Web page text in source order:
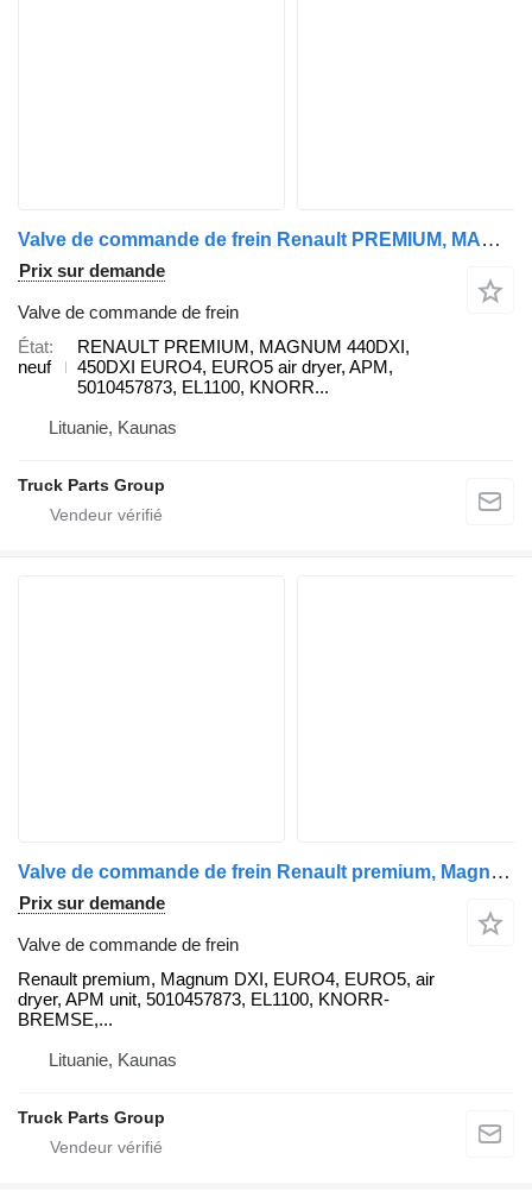
Valve de commande de frein Renault PREMIUM, MAGNUM 440DXI, 450DXI EURO4, EURO5 air dryer, APM, 5010 RENAULT pour tracteur routier Renault RENAULT PREMIUM, MAGNUM 440DXI, 450DXI EURO4, EURO5 air dryer, APM, 5010457873, EL1100, KNORR-BREMSE, K105906N50, K020741, K079182N50, K020741N50, K020741X50, 7421778549, 7421743619, 7421788090, 7421788092, 7421778549, 7421743619, 7421788090, 7421788092, K020741N50 Knorr, K020741N50, EL2100, 21779002, 10207410, 7421788090, 7421788090, 4047755122409, 7421743619, 7421352785, 7421743619, 7421788090, 7421352785 7421743619, 7421788090, EL1100, II40086FC56, K020741N50, K020741X50, K105906N50, 5001866307, 5010457472, 5010457873, 5001866307, 5010457472, 5010457873, 7421352785, 7421743619, 7421778549, 7421788090, 7422277957, 7485003347, 7485013162, 7485013248, 7485013362, 7421352785, 7421743619, 7421778549, 7421788090, 7422277957, 7485003347, 7485013162, 7485013248, 7485013362, 21352797, 21743621, 21778552, 21788093, 22277959
Prix sur demande
Valve de commande de frein
État
neuf
RENAULT PREMIUM, MAGNUM 440DXI,
450DXI EURO4, EURO5 air dryer, APM,
5010457873, EL1100, KNORR...
Lituanie, Kaunas
Truck Parts Group
Valve de commande de frein Renault premium, Magnum DXI, EURO4, EURO5, air dryer, APM unit, 50104578 Renault pour tracteur routier Renault Premium DXI, Magnum DXI, Kerax DXI
Prix sur demande
Valve de commande de frein
Renault premium, Magnum DXI, EURO4, EURO5, air
dryer, APM unit, 5010457873, EL1100, KNORR-
BREMSE,...
Lituanie, Kaunas
Truck Parts Group